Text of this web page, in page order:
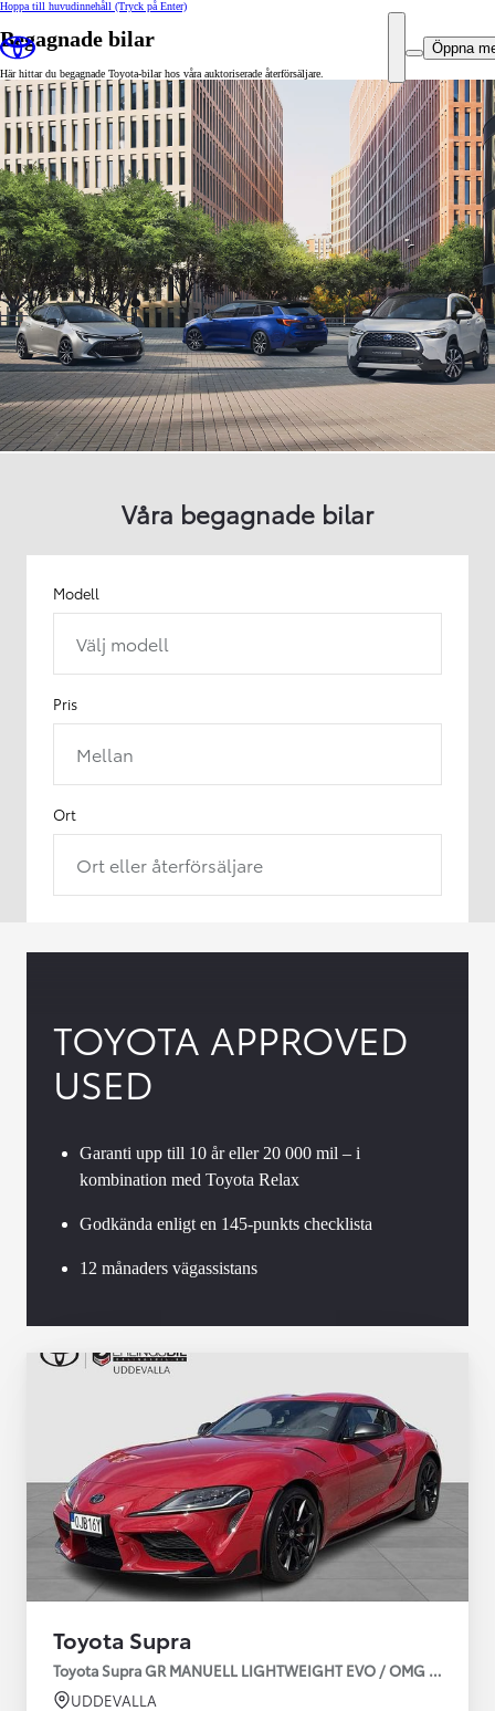
Hoppa till huvudinnehåll (Tryck på Enter)
Öppna
Begagnade bilar
Här hittar du begagnade Toyota-bilar hos våra auktoriserade återförsäljare.
Våra begagnade bilar
Modell
Välj modell
Pris
Mellan
Ort
Ort eller återförsäljare
TOYOTA APPROVED
USED
Garanti upp till 10 år eller 20 000 mil – i
kombination med Toyota Relax
Godkända enligt en 145-punkts checklista
12 månaders vägassistans
Toyota Supra
Toyota Supra GR MANUELL LIGHTWEIGHT EVO / OMG LEV!
UDDEVALLA